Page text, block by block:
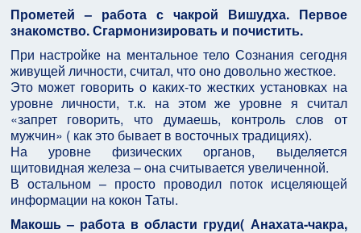
Прометей – работа с чакрой Вишудха. Первое
знакомство. Сгармонизировать и почистить.
При настройке на ментальное тело Сознания сегодня
живущей личности, считал, что оно довольно жесткое.
Это может говорить о каких-то жестких установках на
уровне личности, т.к. на этом же уровне я считал
«запрет говорить, что думаешь, контроль слов от
мужчин» ( как это бывает в восточных традициях).
На уровне физических органов, выделяется
щитовидная железа – она считывается увеличенной.
В остальном – просто проводил поток исцеляющей
информации на кокон Таты.
Макошь – работа в области груди( Анахата-чакра,